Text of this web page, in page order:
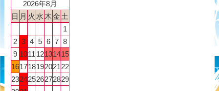
2026年8月
日 月 火 水 木金 土
1
2 3 4 5 6 7 8
9 1011 12131415
16171819202122
23242526272829